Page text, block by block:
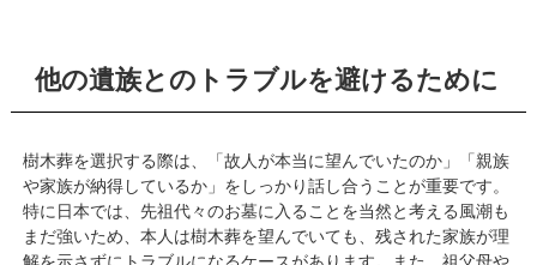
他の遺族とのトラブルを避けるために
樹木葬を選択する際は、「故人が本当に望んでいたのか」「親族
や家族が納得しているか」をしっかり話し合うことが重要です。
特に日本では、先祖代々のお墓に入ることを当然と考える風潮も
まだ強いため、本人は樹木葬を望んでいても、残された家族が理
解を示さずにトラブルになるケースがあります。また、祖父母や